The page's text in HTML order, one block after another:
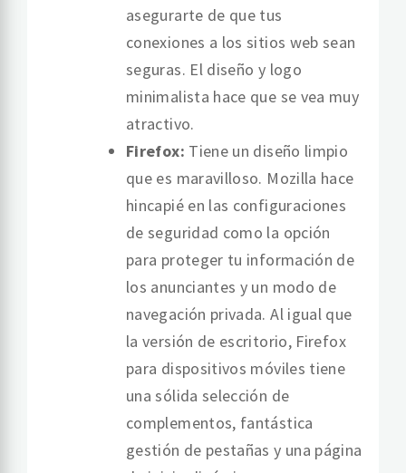
asegurarte de que tus
conexiones a los sitios web sean
seguras. El diseño y logo
minimalista hace que se vea muy
atractivo.
Firefox: Tiene un diseño limpio
que es maravilloso. Mozilla hace
hincapié en las configuraciones
de seguridad como la opción
para proteger tu información de
los anunciantes y un modo de
navegación privada. Al igual que
la versión de escritorio, Firefox
para dispositivos móviles tiene
una sólida selección de
complementos, fantástica
gestión de pestañas y una página